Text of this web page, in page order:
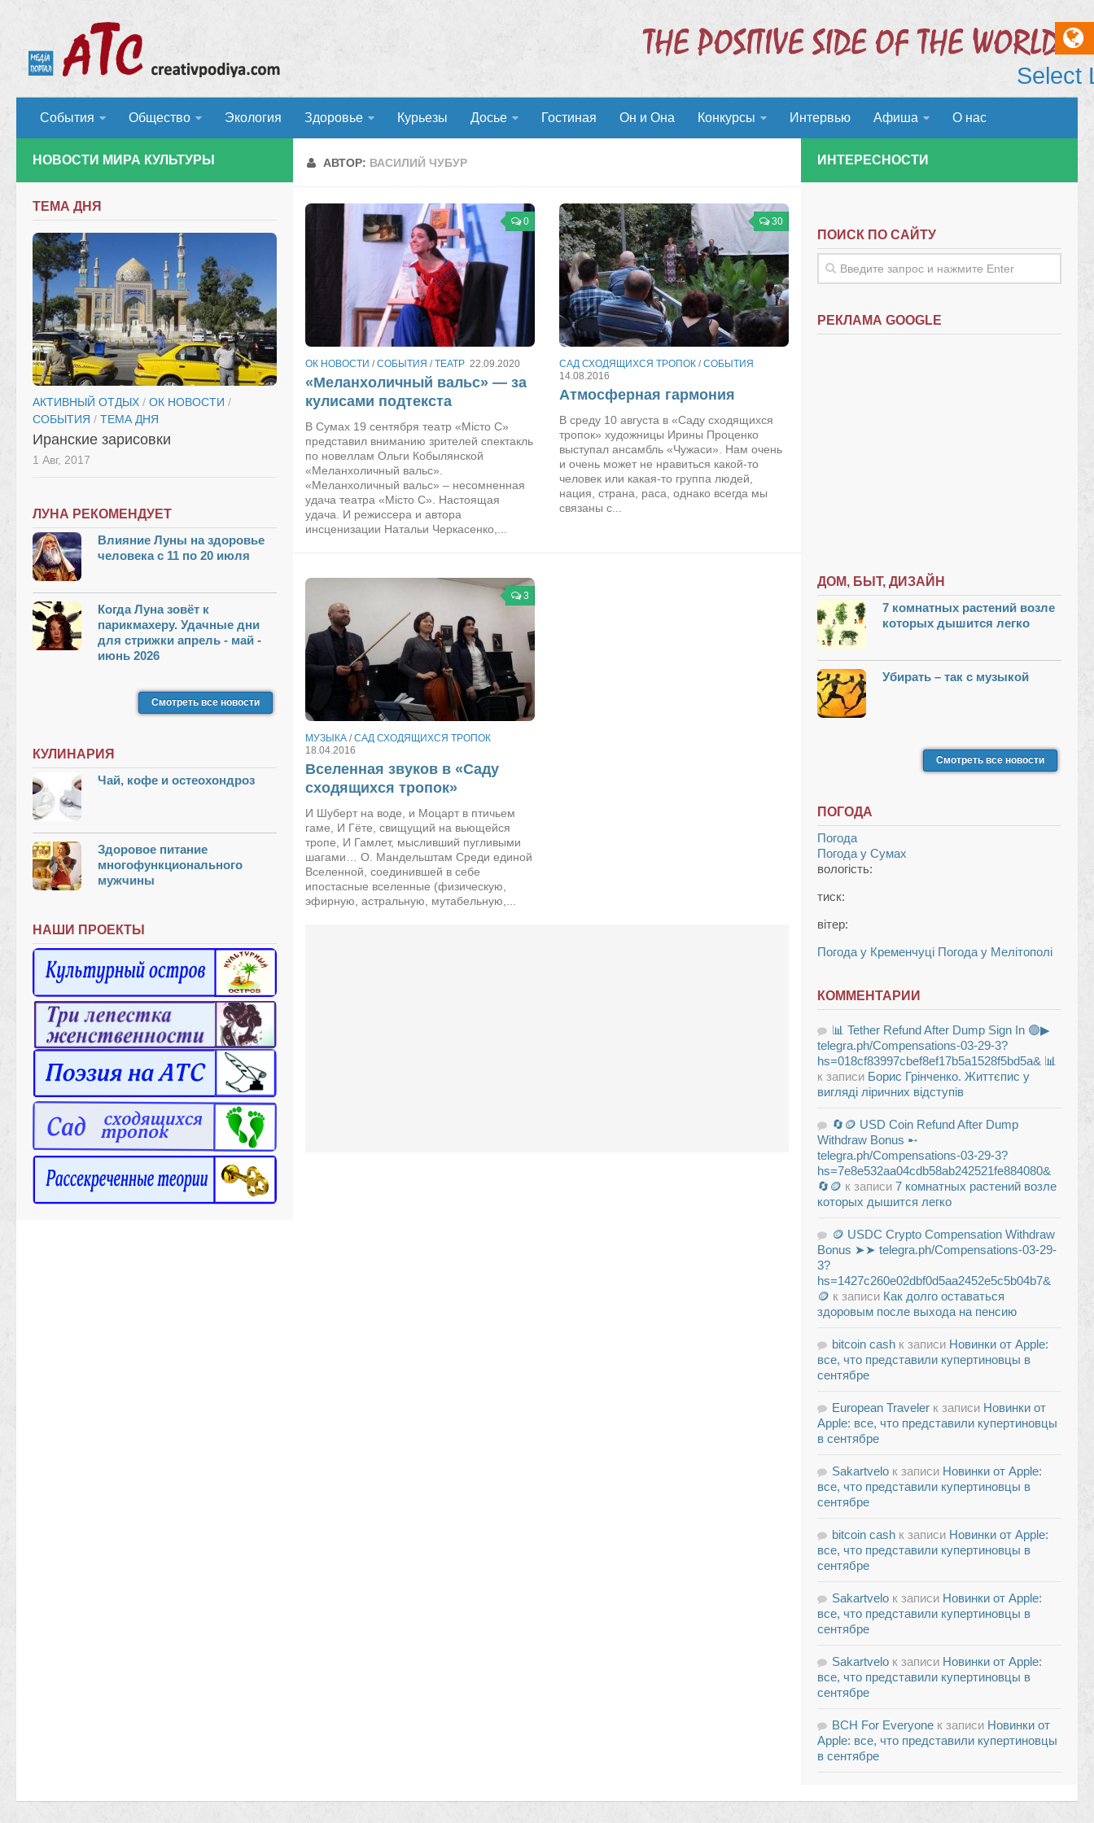
События Общество Экология Здоровье Курьезы Досье Гостиная Он и Она Конкурсы Интервью Афиша О нас
АВТОР: ВАСИЛИЙ ЧУБУР
0
ОК НОВОСТИ /СОБЫТИЯ /ТЕАТР 22.09.2020
«Меланхоличный вальс» — за
кулисами подтекста
В Сумах 19 сентября театр «Місто С»
представил вниманию зрителей спектакль
по новеллам Ольги Кобылянской
«Меланхоличный вальс».
«Меланхоличный вальс» – несомненная
удача театра «Місто С». Настоящая
удача. И режиссера и автора
инсценизации Натальи Черкасенко,...
30
САД СХОДЯЩИХСЯ ТРОПОК /СОБЫТИЯ
14.08.2016
Атмосферная гармония
В среду 10 августа в «Саду сходящихся
тропок» художницы Ирины Проценко
выступал ансамбль «Чужаси». Нам очень
и очень может не нравиться какой-то
человек или какая-то группа людей,
нация, страна, раса, однако всегда мы
связаны с...
3
МУЗЫКА /САД СХОДЯЩИХСЯ ТРОПОК
18.04.2016
Вселенная звуков в «Саду
сходящихся тропок»
И Шуберт на воде, и Моцарт в птичьем
гаме, И Гёте, свищущий на вьющейся
тропе, И Гамлет, мысливший пугливыми
шагами… О. Мандельштам Среди единой
Вселенной, соединившей в себе
ипостасные вселенные (физическую,
эфирную, астральную, мутабельную,...
НОВОСТИ МИРА КУЛЬТУРЫ
ТЕМА ДНЯ
АКТИВНЫЙ ОТДЫХ / ОК НОВОСТИ /
СОБЫТИЯ / ТЕМА ДНЯ
Иранские зарисовки
1 Авг, 2017
ЛУНА РЕКОМЕНДУЕТ
Влияние Луны на здоровье
человека с 11 по 20 июля
Когда Луна зовёт к
парикмахеру. Удачные дни
для стрижки апрель - май -
июнь 2026
Смотреть все новости
КУЛИНАРИЯ
Чай, кофе и остеохондроз
Здоровое питание
многофункционального
мужчины
НАШИ ПРОЕКТЫ
ИНТЕРЕСНОСТИ
ПОИСК ПО САЙТУ
РЕКЛАМА GOOGLE
ДОМ, БЫТ, ДИЗАЙН
7 комнатных растений возле
которых дышится легко
Убирать – так с музыкой
Смотреть все новости
ПОГОДА
Погода
Погода у Сумах
вологість:
тиск:
вітер:
Погода у Кременчуці Погода у Мелітополі
КОММЕНТАРИИ
📊 Tether Refund After Dump Sign In 🟢▶
telegra.ph/Compensations-03-29-3?
hs=018cf83997cbef8ef17b5a1528f5bd5a& 📊
к записи Борис Грінченко. Життєпис у
вигляді ліричних відступів
🔄🪙 USD Coin Refund After Dump
Withdraw Bonus ➸
telegra.ph/Compensations-03-29-3?
hs=7e8e532aa04cdb58ab242521fe884080&
🔄🪙 к записи 7 комнатных растений возле
которых дышится легко
🪙 USDC Crypto Compensation Withdraw
Bonus ➤➤ telegra.ph/Compensations-03-29-
3?
hs=1427c260e02dbf0d5aa2452e5c5b04b7&
🪙 к записи Как долго оставаться
здоровым после выхода на пенсию
bitcoin cash к записи Новинки от Apple:
все, что представили купертиновцы в
сентябре
European Traveler к записи Новинки от
Apple: все, что представили купертиновцы
в сентябре
Sakartvelo к записи Новинки от Apple:
все, что представили купертиновцы в
сентябре
bitcoin cash к записи Новинки от Apple:
все, что представили купертиновцы в
сентябре
Sakartvelo к записи Новинки от Apple:
все, что представили купертиновцы в
сентябре
Sakartvelo к записи Новинки от Apple:
все, что представили купертиновцы в
сентябре
BCH For Everyone к записи Новинки от
Apple: все, что представили купертиновцы
в сентябре
Select